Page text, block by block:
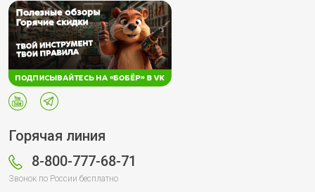
Горячая линия
8-800-777-68-71
Звонок по России бесплатно